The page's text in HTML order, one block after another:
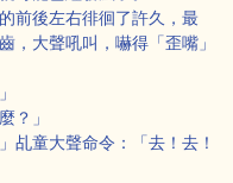
前後左右徘徊了許久，最
，大聲吼叫，嚇得「歪嘴」
？」
乩童大聲命令：「去！去！